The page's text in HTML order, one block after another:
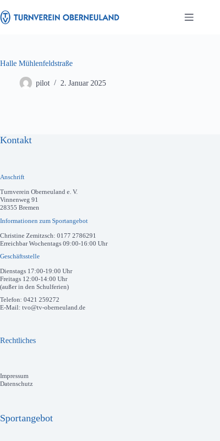
Inhalt
springen
Halle Mühlenfeldstraße
pilot 2. Januar 2025
Kontakt
Anschrift
Turnverein Oberneuland e. V.
Vinnenweg 91
28355 Bremen
Informationen zum Sportangebot
Christine Zemitzsch: 0177 2786291
Erreichbar Wochentags 09:00-16:00 Uhr
Geschäftsstelle
Dienstags 17:00-19:00 Uhr
Freitags 12:00-14:00 Uhr
(außer in den Schulferien)
Telefon: 0421 259272
E-Mail: tvo@tv-oberneuland.de
Rechtliches
Impressum
Datenschutz
Sportangebot